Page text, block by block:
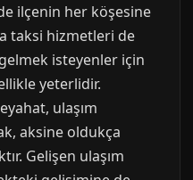
ilçenin her köşesine
taksi hizmetleri de
isteyenler için
yeterlidir.
ulaşım
aksine oldukça
Gelişen ulaşım